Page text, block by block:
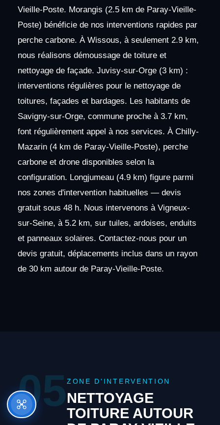
Vieille-Poste. Morangis (2.5 km de Paray-Vieille-
Poste) bénéficie de nos interventions rapides par
perche carbone. À Wissous, à seulement 2.9 km,
nous réalisons démoussage de toiture et
nettoyage de façade. Juvisy-sur-Orge (3 km) :
interventions régulières pour le nettoyage de
toitures, façades et bardages. Les habitants de
Savigny-sur-Orge, commune proche à 3.7 km,
font régulièrement appel à nos services. À Chilly-
Mazarin (4 km de Paray-Vieille-Poste), perche
carbone et drone disponibles selon la
configuration. Longjumeau (4.9 km) figure parmi
nos zones d'intervention habituelles — devis
gratuit sous 48 h. Nous intervenons à Vigneux-
sur-Seine, à 5.2 km, sur tuiles, ardoises, enduits
et panneaux solaires. Contactez-nous pour un
devis gratuit, déplacements inclus dans un rayon
de 30 km autour de Paray-Vieille-Poste.
05 ZONE D'INTERVENTION
NETTOYAGE
TOITURE AUTOUR